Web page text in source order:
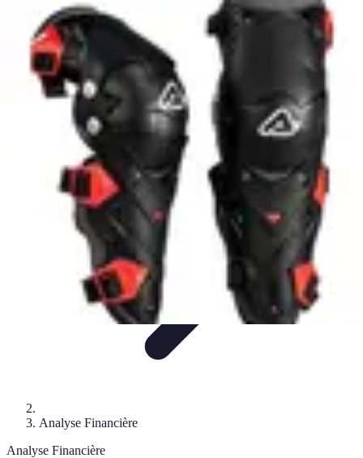
Expertises Financières
Épargne et Investissement
FinancièreÉpargne Investissement Bourse
Expertises Financières
Analyse Financière
Analyse Financière